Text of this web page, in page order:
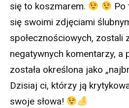
się to koszmarem.
Po
się swoimi zdjęciami
społecznościowych, zostali
negatywnych komentarzy, a
została określona jako
Dzisiaj ci, którzy ją
swoje słowa!